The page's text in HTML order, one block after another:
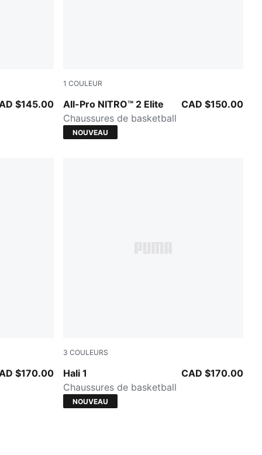
$145.00
1 COULEUR
All-Pro NITRO™ 2 Elite
Bluemazing-Nitro Blue-Elektro Aqua
Chaussures de basketball
CAD $150.00
NOUVEAU
$170.00
3 COULEURS
Hali 1
Fresh Mint-Green Moon
Chaussures de basketball
CAD $170.00
NOUVEAU